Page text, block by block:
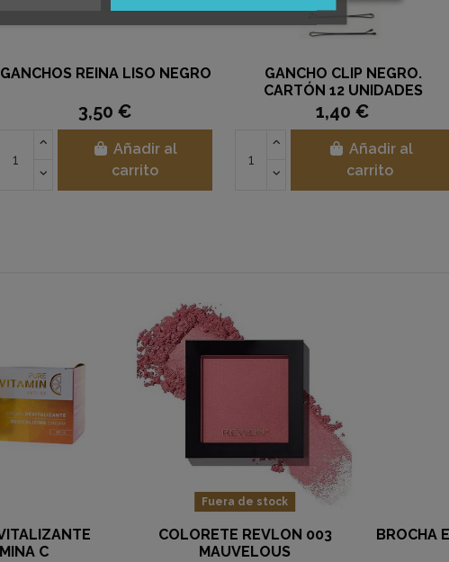
GANCHOS REINA LISO NEGRO
3,50 €
Añadir al
carrito
GANCHO CLIP NEGRO.
CARTÓN 12 UNIDADES
1,40 €
Añadir al
carrito
COLORETE REVLON 006
NAUGHTY NUDE
ULTRA UNDERBASE 60 ML